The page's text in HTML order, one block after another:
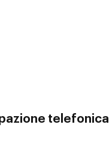
telefonica